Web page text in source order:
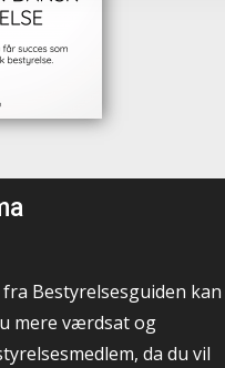
Bestyrelsesguiden kan
mere værdsat og
da du vil